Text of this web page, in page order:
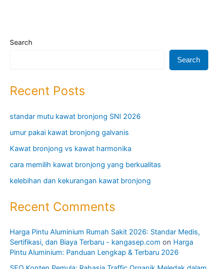
Search
Search
Recent Posts
standar mutu kawat bronjong SNI 2026
umur pakai kawat bronjong galvanis
Kawat bronjong vs kawat harmonika
cara memilih kawat bronjong yang berkualitas
kelebihan dan kekurangan kawat bronjong
Recent Comments
Harga Pintu Aluminium Rumah Sakit 2026: Standar Medis,
Sertifikasi, dan Biaya Terbaru - kangasep.com on Harga
Pintu Aluminium: Panduan Lengkap & Terbaru 2026